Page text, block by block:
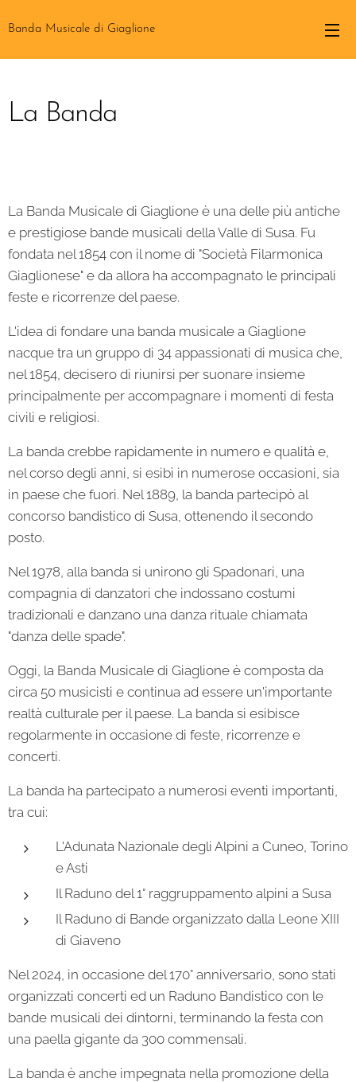
Banda Musicale di Giaglione
La Banda
La Banda Musicale di Giaglione è una delle più antiche
e prestigiose bande musicali della Valle di Susa. Fu
fondata nel 1854 con il nome di "Società Filarmonica
Giaglionese" e da allora ha accompagnato le principali
feste e ricorrenze del paese.
L'idea di fondare una banda musicale a Giaglione
nacque tra un gruppo di 34 appassionati di musica che,
nel 1854, decisero di riunirsi per suonare insieme
principalmente per accompagnare i momenti di festa
civili e religiosi.
La banda crebbe rapidamente in numero e qualità e,
nel corso degli anni, si esibì in numerose occasioni, sia
in paese che fuori. Nel 1889, la banda partecipò al
concorso bandistico di Susa, ottenendo il secondo
posto.
Nel 1978, alla banda si unirono gli Spadonari, una
compagnia di danzatori che indossano costumi
tradizionali e danzano una danza rituale chiamata
"danza delle spade".
Oggi, la Banda Musicale di Giaglione è composta da
circa 50 musicisti e continua ad essere un'importante
realtà culturale per il paese. La banda si esibisce
regolarmente in occasione di feste, ricorrenze e
concerti.
La banda ha partecipato a numerosi eventi importanti,
tra cui:
L'Adunata Nazionale degli Alpini a Cuneo, Torino
e Asti
Il Raduno del 1° raggruppamento alpini a Susa
Il Raduno di Bande organizzato dalla Leone XIII
di Giaveno
Nel 2024, in occasione del 170° anniversario, sono stati
organizzati concerti ed un Raduno Bandistico con le
bande musicali dei dintorni, terminando la festa con
una paella gigante da 300 commensali.
La banda è anche impegnata nella promozione della